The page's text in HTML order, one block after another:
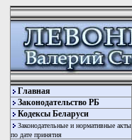
Главная
Законодательство РБ
Кодексы Беларуси
Законодательные и нормативные акты
по дате принятия